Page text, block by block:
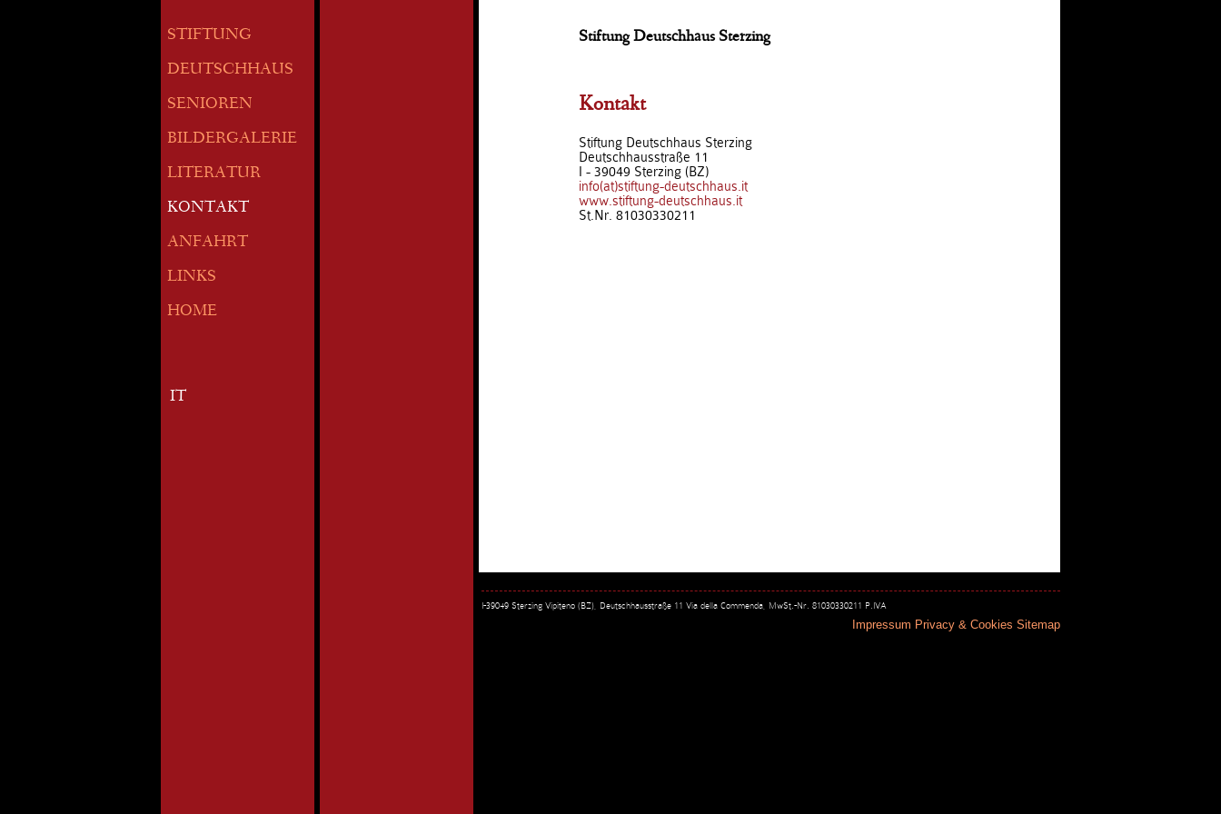
STIFTUNG
DEUTSCHHAUS
SENIOREN
BILDERGALERIE
LITERATUR
KONTAKT
ANFAHRT
LINKS
HOME
IT
Stiftung Deutschhaus Sterzing
Kontakt
Stiftung Deutschhaus Sterzing
Deutschhausstraße 11
I - 39049 Sterzing (BZ)
info(at)stiftung-deutschhaus.it
www.stiftung-deutschhaus.it
St.Nr. 81030330211
I-39049 Sterzing Vipiteno (BZ), Deutschhausstraße 11 Via della Commenda, MwSt.-Nr. 81030330211 P.IVA
Impressum Privacy & Cookies Sitemap